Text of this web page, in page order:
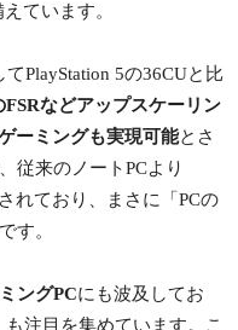
ています。
PlayStation 5の36CUと比
などアップスケーリン
ーミングも実現可能とさ
従来のノートPCより
れており、まさに「PCの
す。
ングPCにも波及してお
も注目を集めています。こ